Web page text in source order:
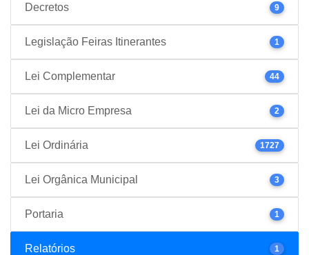
Decretos 9
Legislação Feiras Itinerantes 1
Lei Complementar 44
Lei da Micro Empresa 2
Lei Ordinária 1727
Lei Orgânica Municipal 3
Portaria 1
Relatórios 1